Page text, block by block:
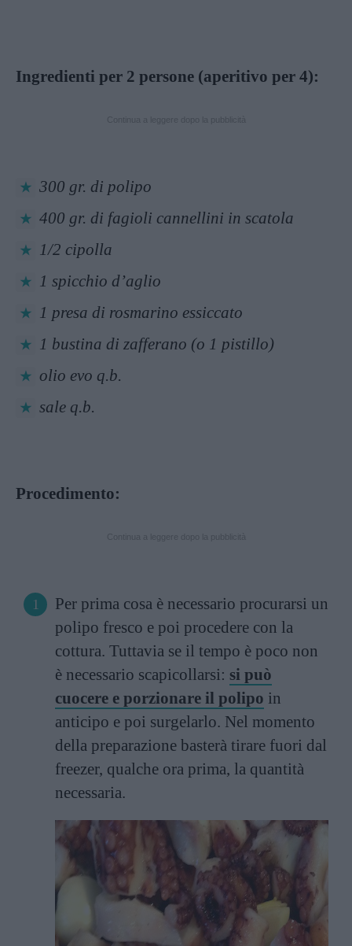
Ingredienti per 2 persone (aperitivo per 4):
300 gr. di polipo
400 gr. di fagioli cannellini in scatola
1/2 cipolla
1 spicchio d’aglio
1 presa di rosmarino essiccato
1 bustina di zafferano (o 1 pistillo)
olio evo q.b.
sale q.b.
Procedimento:
Per prima cosa è necessario procurarsi un
polipo fresco e poi procedere con la
cottura. Tuttavia se il tempo è poco non
è necessario scapicollarsi: si può
cuocere e porzionare il polipo in
anticipo e poi surgelarlo. Nel momento
della preparazione basterà tirare fuori dal
freezer, qualche ora prima, la quantità
necessaria.